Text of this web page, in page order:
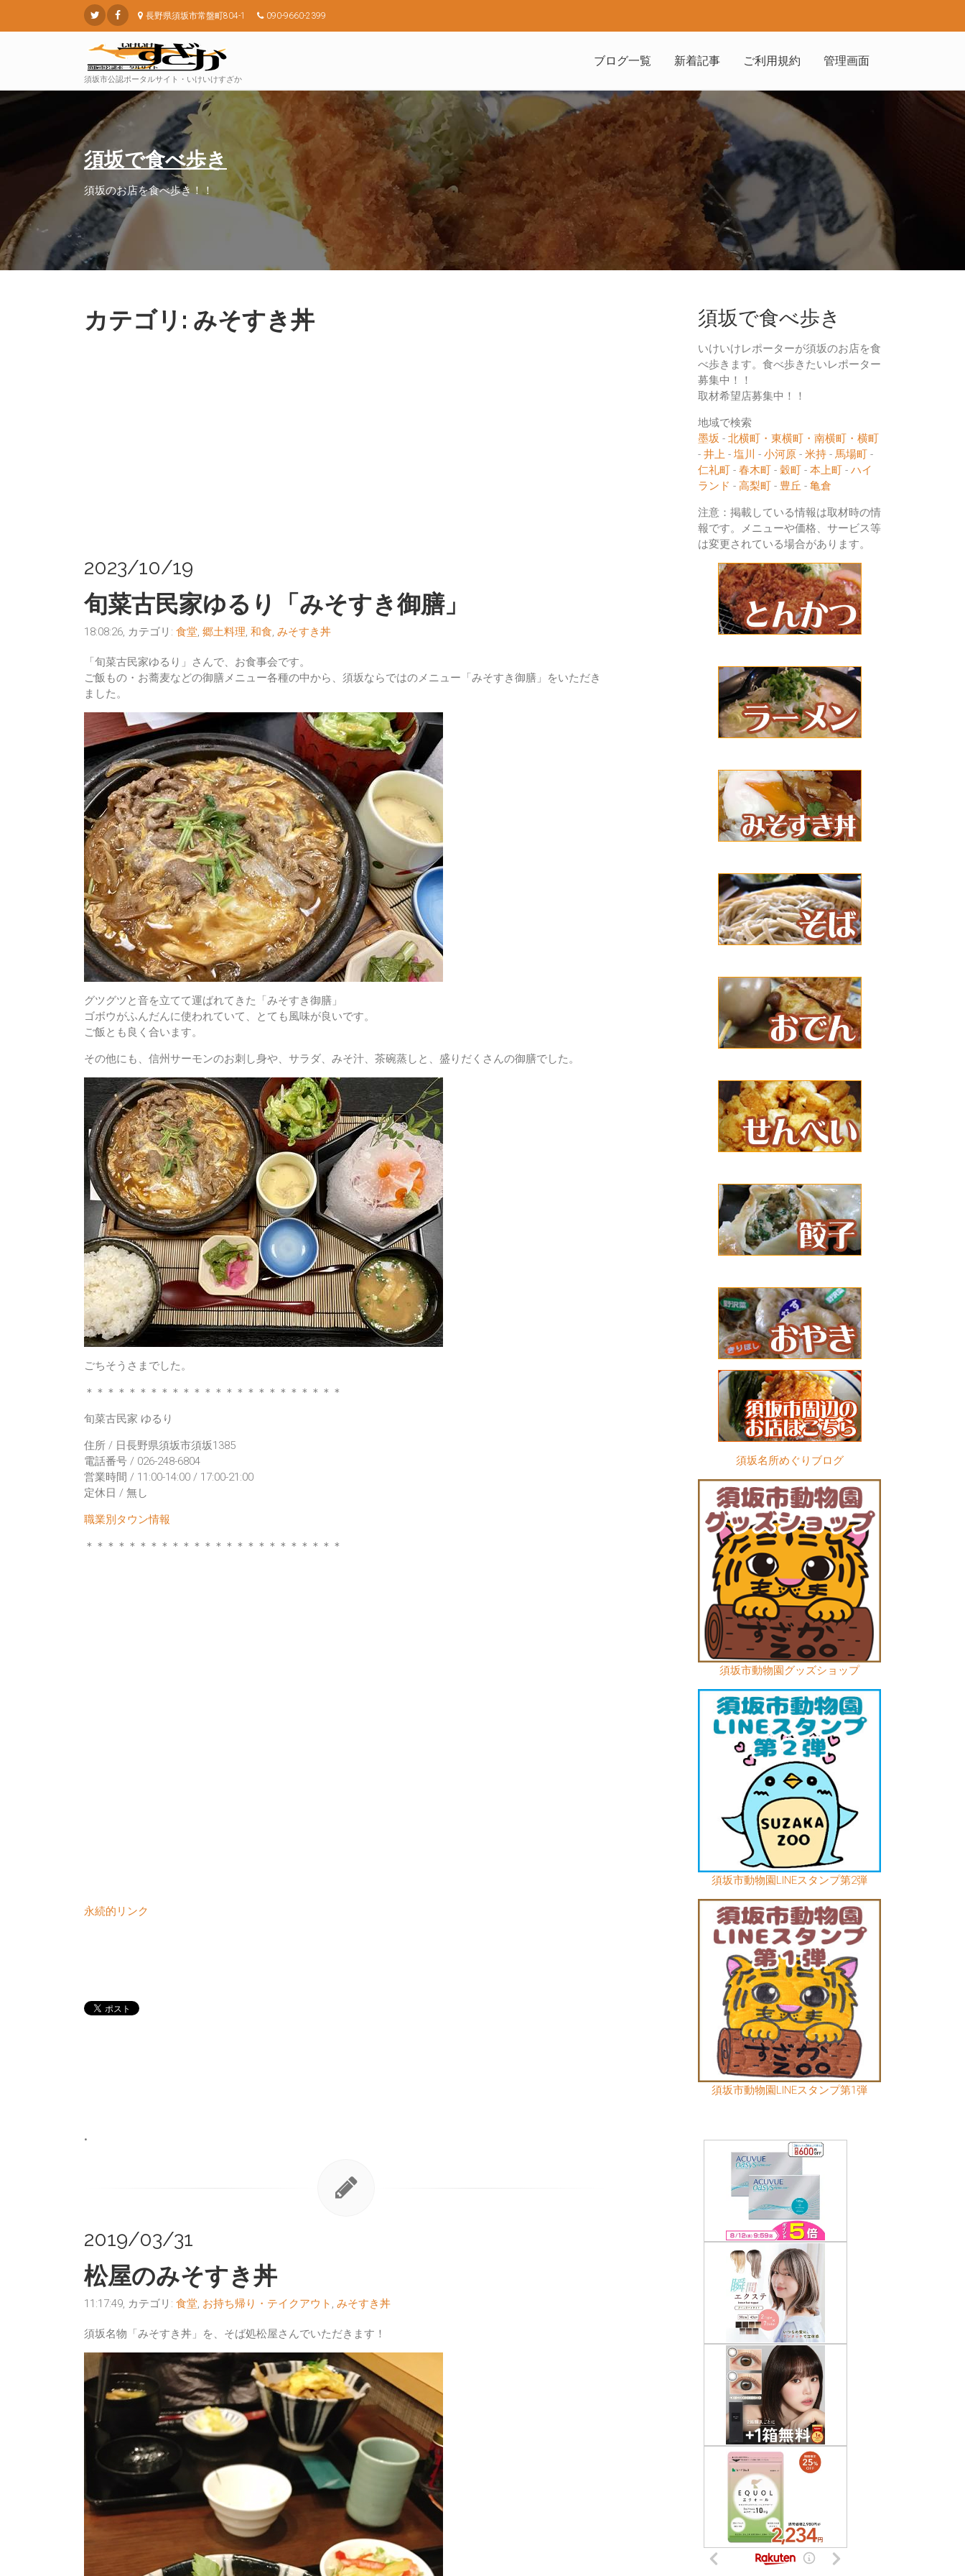
長野県須坂市常盤町804-1 090-9660-2399
須坂市公認ポータルサイト・いけいけすざか
ブログ一覧 新着記事 ご利用規約 管理画面
須坂で食べ歩き
須坂のお店を食べ歩き！！
カテゴリ: みそすき丼
2023/10/19
旬菜古民家ゆるり「みそすき御膳」
18:08:26, カテゴリ: 食堂, 郷土料理, 和食, みそすき丼
「旬菜古民家ゆるり」さんで、お食事会です。
ご飯もの・お蕎麦などの御膳メニュー各種の中から、須坂ならではのメニュー「みそすき御膳」をいただき
ました。
グツグツと音を立てて運ばれてきた「みそすき御膳」
ゴボウがふんだんに使われていて、とても風味が良いです。
ご飯とも良く合います。
その他にも、信州サーモンのお刺し身や、サラダ、みそ汁、茶碗蒸しと、盛りだくさんの御膳でした。
ごちそうさまでした。
＊＊＊＊＊＊＊＊＊＊＊＊＊＊＊＊＊＊＊＊＊＊＊＊
旬菜古民家 ゆるり
住所 / 日長野県須坂市須坂1385
電話番号 / 026-248-6804
営業時間 / 11:00-14:00 / 17:00-21:00
定休日 / 無し
職業別タウン情報
＊＊＊＊＊＊＊＊＊＊＊＊＊＊＊＊＊＊＊＊＊＊＊＊
永続的リンク
•
2019/03/31
松屋のみそすき丼
11:17:49, カテゴリ: 食堂, お持ち帰り・テイクアウト , みそすき丼
須坂名物「みそすき丼」を、そば処松屋さんでいただきます！
須坂で食べ歩き
いけいけレポーターが須坂のお店を食
べ歩きます。食べ歩きたいレポーター
募集中！！
取材希望店募集中！！
地域で検索
墨坂 - 北横町・東横町・南横町・横町
- 井上 - 塩川 - 小河原 - 米持 - 馬場町 -
仁礼町 - 春木町 - 穀町 - 本上町 - ハイ
ランド - 高梨町 - 豊丘 - 亀倉
注意：掲載している情報は取材時の情
報です。メニューや価格、サービス等
は変更されている場合があります。
須坂名所めぐりブログ
須坂市動物園グッズショップ
須坂市動物園LINEスタンプ第2弾
須坂市動物園LINEスタンプ第1弾